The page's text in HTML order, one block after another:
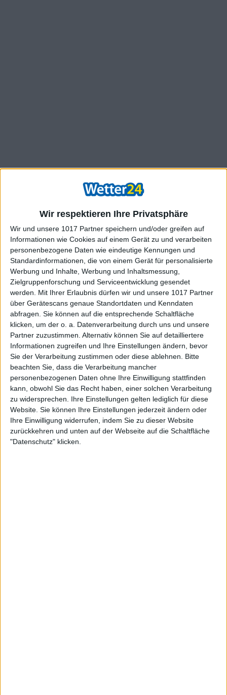
Wir respektieren Ihre Privatsphäre
Wir und unsere 1017 Partner speichern und/oder greifen auf
Informationen wie Cookies auf einem Gerät zu und verarbeiten
personenbezogene Daten wie eindeutige Kennungen und
Standardinformationen, die von einem Gerät für personalisierte
Werbung und Inhalte, Werbung und Inhaltsmessung,
Zielgruppenforschung und Serviceentwicklung gesendet
werden.
Mit Ihrer Erlaubnis dürfen wir und unsere 1017 Partner
über Gerätescans genaue Standortdaten und Kenndaten
abfragen. Sie können auf die entsprechende Schaltfläche
klicken, um der o. a. Datenverarbeitung durch uns und unsere
Partner zuzustimmen. Alternativ können Sie auf detailliertere
Informationen zugreifen und Ihre Einstellungen ändern, bevor
Sie der Verarbeitung zustimmen oder diese ablehnen.
Bitte
beachten Sie, dass die Verarbeitung mancher
personenbezogenen Daten ohne Ihre Einwilligung stattfinden
kann, obwohl Sie das Recht haben, einer solchen Verarbeitung
zu widersprechen. Ihre Einstellungen gelten lediglich für diese
Website. Sie können Ihre Einstellungen jederzeit ändern oder
Ihre Einwilligung widerrufen, indem Sie zu dieser Website
zurückkehren und unten auf der Webseite auf die Schaltfläche
"Datenschutz" klicken.